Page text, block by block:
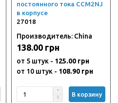
постоянного тока CCM2NJ
в корпусе
27018
Производитель: China
138.00 грн
от 5 штук - 125.00 грн
от 10 штук - 108.90 грн
В корзину